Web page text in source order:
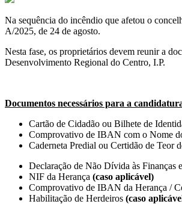
Na sequência do incêndio que afetou o
A/2025, de 24 de agosto.
Nesta fase, os proprietários devem reunir a
Desenvolvimento Regional do Centro, I.P.
Documentos necessários para a
Cartão de Cidadão ou Bilhete de
Comprovativo de IBAN com o Nome
Caderneta Predial ou Certidão de Teor
Declaração de Não Dívida às Finanças
NIF da Herança (caso aplicável)
Comprovativo de IBAN da Herança /
Habilitação de Herdeiros (caso